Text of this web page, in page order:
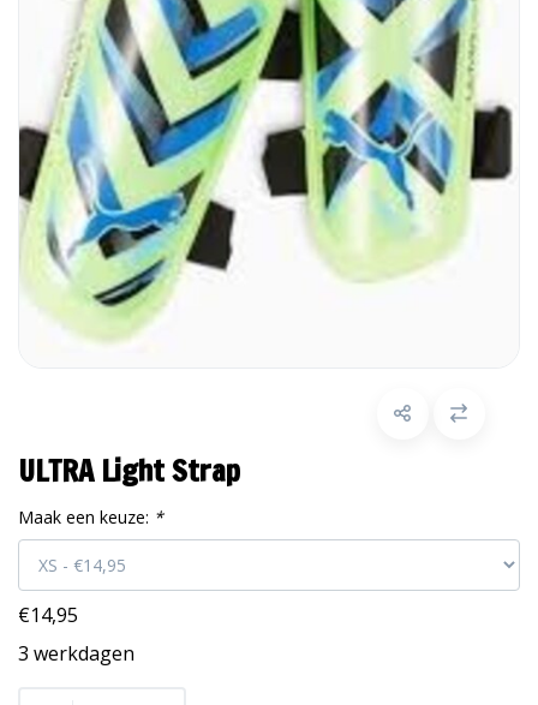
ULTRA Light Strap
Maak een keuze: *
€14,95
3 werkdagen